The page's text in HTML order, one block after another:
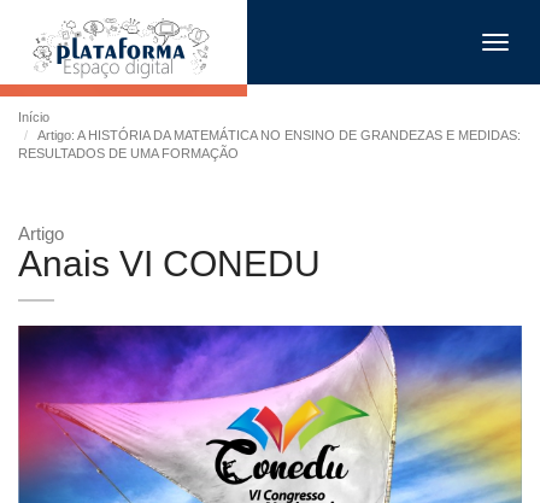
Início
Artigo: A HISTÓRIA DA MATEMÁTICA NO ENSINO DE GRANDEZAS E MEDIDAS:
RESULTADOS DE UMA FORMAÇÃO
Artigo
Anais VI CONEDU